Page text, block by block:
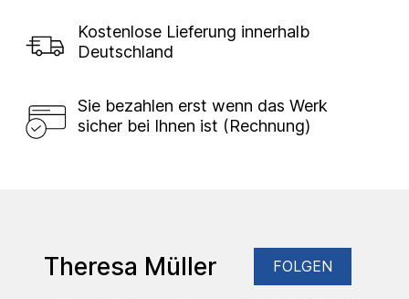
Kostenlose Lieferung innerhalb
Deutschland
Sie bezahlen erst wenn das Werk
sicher bei Ihnen ist (Rechnung)
Theresa Müller FOLGEN